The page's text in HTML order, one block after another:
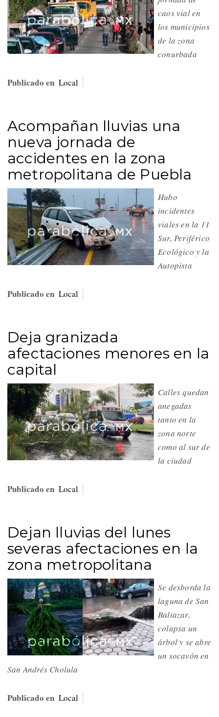
caos vial en
los municipios
de la zona
conurbada
Publicado en Local
Acompañan lluvias una
nueva jornada de
accidentes en la zona
metropolitana de Puebla
Hubo
incidentes
viales en la 11
Sur, Periférico
Ecológico y la
Autopista
Publicado en Local
Deja granizada
afectaciones menores en la
capital
Calles quedan
anegadas
tanto en la
zona norte
como al sur de
la ciudad
Publicado en Local
Dejan lluvias del lunes
severas afectaciones en la
zona metropolitana
Se desborda la
laguna de San
Baltazar,
colapsa un
árbol y se abre
un socavón en
San Andrés Cholula
Publicado en Local